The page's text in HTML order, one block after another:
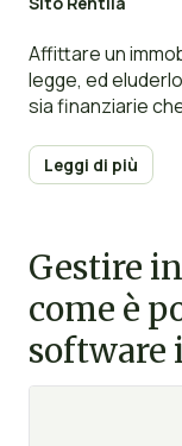
Affittare un
legge, ed
sia finanziarie
Leggi di più
Gestire
come è